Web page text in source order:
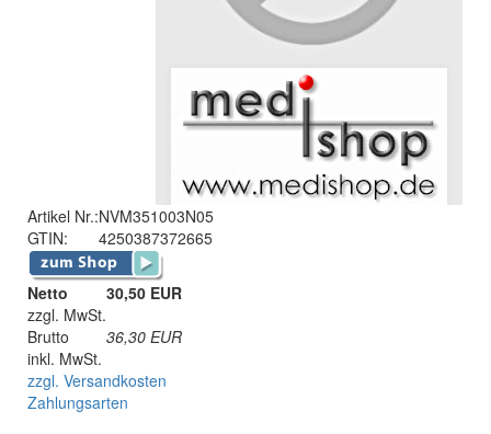
Artikel Nr.:NVM351003N05
GTIN:
4250387372665
Netto
30,50 EUR
zzgl. MwSt.
Brutto
36,30 EUR
inkl. MwSt.
zzgl. Versandkosten
Zahlungsarten